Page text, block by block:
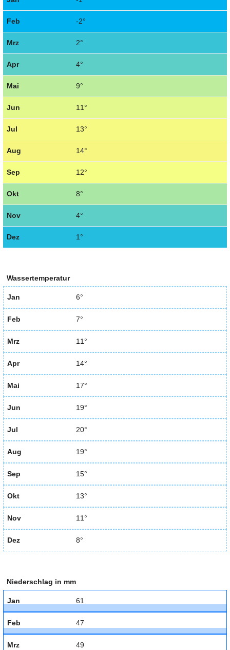
Feb -2°
Mrz 2°
Apr 4°
Mai 9°
Jun 11°
Jul 13°
Aug 14°
Sep 12°
Okt 8°
Nov 4°
Dez 1°
Wassertemperatur
Jan 6°
Feb 7°
Mrz 11°
Apr 14°
Mai 17°
Jun 19°
Jul 20°
Aug 19°
Sep 15°
Okt 13°
Nov 11°
Dez 8°
Niederschlag in mm
Jan 61
Feb 47
Mrz 49